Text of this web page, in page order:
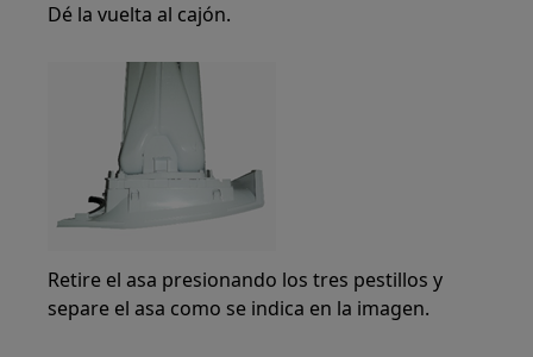
Dé la vuelta al cajón.
Retire el asa presionando los tres pestillos y
separe el asa como se indica en la imagen.